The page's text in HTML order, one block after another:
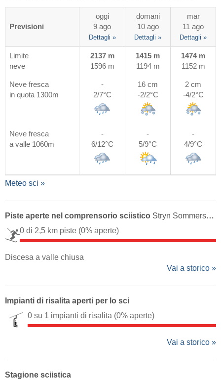
Previsioni
oggi
9 ago
Dettagli »
domani
10 ago
Dettagli »
mar
11 ago
Dettagli »
Limite
neve
2137 m
1596 m
1415 m
1194 m
1474 m
1152 m
Neve fresca
in quota 1300m
-
2/7°C
16 cm
-2/2°C
2 cm
-4/2°C
Neve fresca
a valle 1060m
-
6/12°C
-
5/9°C
-
4/9°C
Meteo sci »
Piste aperte nel comprensorio sciistico Stryn Sommerski - Tystigbreen
0 di 2,5 km piste (0% aperte)
Discesa a valle chiusa
Vai a storico »
Impianti di risalita aperti per lo sci
0 su 1 impianti di risalita (0% aperte)
Vai a storico »
Stagione sciistica